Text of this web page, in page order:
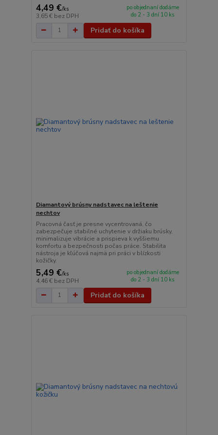
4,49 €/ks
3,65 € bez DPH
po objednaní dodáme
do 2 - 3 dní 10 ks
Pridať do košíka
Diamantový brúsny nadstavec na leštenie
nechtov
Pracovná časť je presne vycentrovaná, čo
zabezpečuje stabilné uchytenie v držiaku brúsky,
minimalizuje vibrácie a prispieva k vyššiemu
komfortu a bezpečnosti počas práce. Stabilita
nástroja je kľúčová najmä pri práci v blízkosti
kožičky.
5,49 €/ks
4,46 € bez DPH
po objednaní dodáme
do 2 - 3 dní 10 ks
Pridať do košíka